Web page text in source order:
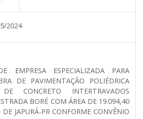
2024
EMPRESA ESPECIALIZADA PARA
DE PAVIMENTAÇÃO POLIÉDRICA
CONCRETO INTERTRAVADOS
BORÉ COM ÁREA DE 19.094,40
JAPURÁ-PR CONFORME CONVÊNIO